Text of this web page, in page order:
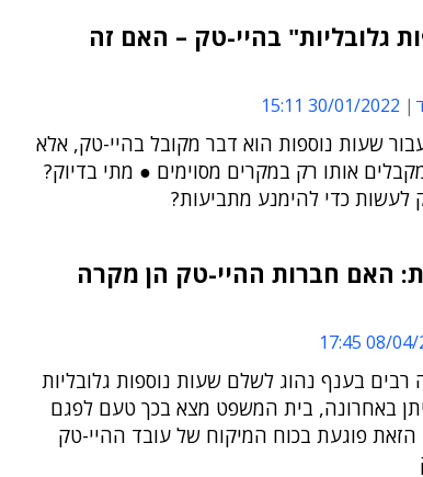
גלובליות" בהיי-טק – האם זה
30/01/2022 15:11
שעות נוספות הוא דבר מקובל בהיי-טק, אלא
אותו רק במקרים מסוימים ● מתי בדיוק?
לעשות כדי להימנע מתביעות?
האם חברות ההיי-טק הן מקרה
08/04/
רבים בענף נהוג לשלם שעות נוספות גלובליות
באחרונה, בית המשפט מצא בכך טעם לפגם
פוגעת בכוח המיקוח של עובד ההיי-טק